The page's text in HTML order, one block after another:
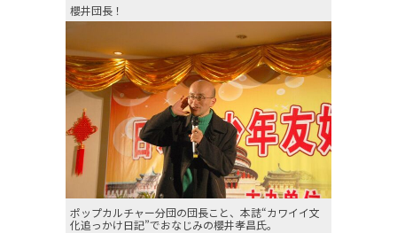
櫻井団長！
ポップカルチャー分団の団長こと、本誌“カワイイ文
化追っかけ日記”でおなじみの櫻井孝昌氏。